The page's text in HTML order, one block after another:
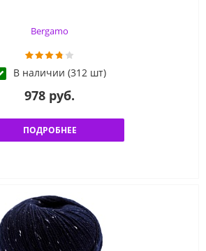
Bergamo
В наличии (312 шт)
978 руб.
ПОДРОБНЕЕ